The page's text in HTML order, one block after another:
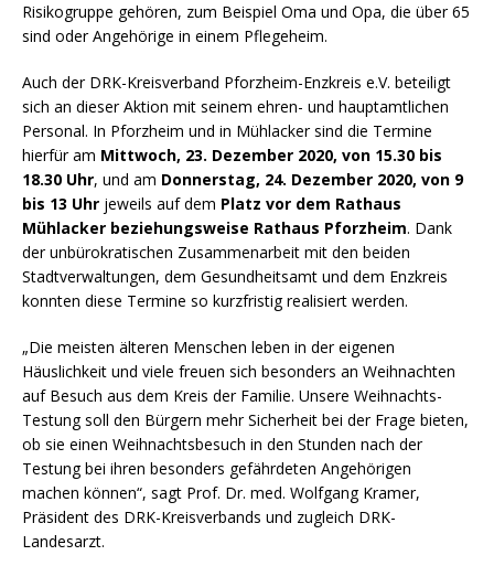
Risikogruppe gehören, zum Beispiel Oma und Opa, die über 65
sind oder Angehörige in einem Pflegeheim.
Auch der DRK-Kreisverband Pforzheim-Enzkreis e.V. beteiligt
sich an dieser Aktion mit seinem ehren- und hauptamtlichen
Personal. In Pforzheim und in Mühlacker sind die Termine
hierfür am Mittwoch, 23. Dezember 2020, von 15.30 bis
18.30 Uhr, und am Donnerstag, 24. Dezember 2020, von 9
bis 13 Uhr jeweils auf dem Platz vor dem Rathaus
Mühlacker beziehungsweise Rathaus Pforzheim. Dank
der unbürokratischen Zusammenarbeit mit den beiden
Stadtverwaltungen, dem Gesundheitsamt und dem Enzkreis
konnten diese Termine so kurzfristig realisiert werden.
„Die meisten älteren Menschen leben in der eigenen
Häuslichkeit und viele freuen sich besonders an Weihnachten
auf Besuch aus dem Kreis der Familie. Unsere Weihnachts-
Testung soll den Bürgern mehr Sicherheit bei der Frage bieten,
ob sie einen Weihnachtsbesuch in den Stunden nach der
Testung bei ihren besonders gefährdeten Angehörigen
machen können“, sagt Prof. Dr. med. Wolfgang Kramer,
Präsident des DRK-Kreisverbands und zugleich DRK-
Landesarzt.